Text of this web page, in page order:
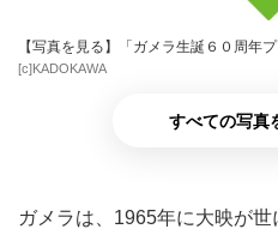
【写真を見る】「ガメラ生誕６０周年
[c]KADOKAWA
すべての写真
ガメラは、1965年に大映が